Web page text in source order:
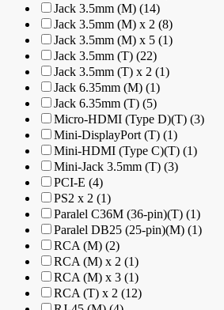
Jack 3.5mm (M) (14)
Jack 3.5mm (M) x 2 (8)
Jack 3.5mm (M) x 5 (1)
Jack 3.5mm (T) (22)
Jack 3.5mm (T) x 2 (1)
Jack 6.35mm (M) (1)
Jack 6.35mm (T) (5)
Micro-HDMI (Type D)(T) (3)
Mini-DisplayPort (T) (1)
Mini-HDMI (Type C)(T) (1)
Mini-Jack 3.5mm (T) (3)
PCI-E (4)
PS2 x 2 (1)
Paralel C36M (36-pin)(T) (1)
Paralel DB25 (25-pin)(M) (1)
RCA (M) (2)
RCA (M) x 2 (1)
RCA (M) x 3 (1)
RCA (T) x 2 (12)